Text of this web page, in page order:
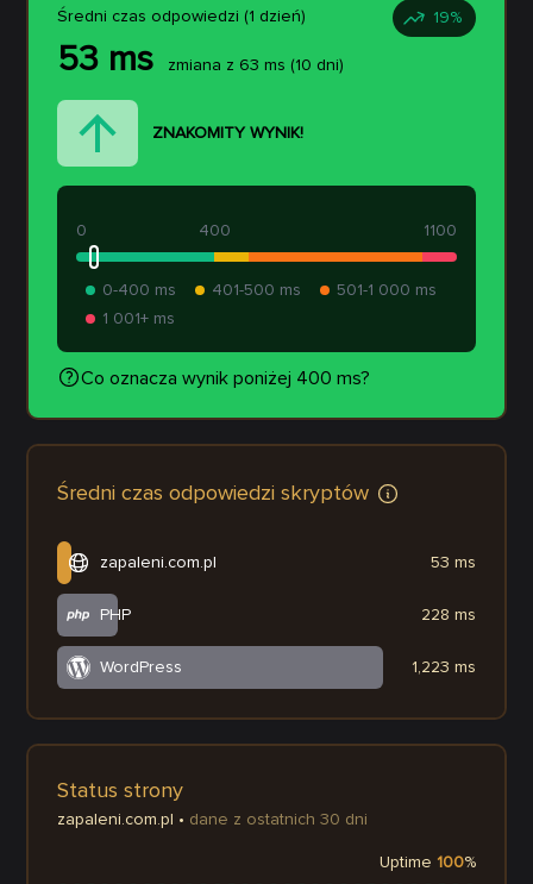
Średni czas odpowiedzi (1 dzień) 19%
53 ms zmiana z 63 ms (10 dni)
ZNAKOMITY WYNIK!
400
0 1100
0-400 ms 401-500 ms
501-1 000 ms
1 001+ ms
Co oznacza wynik poniżej 400 ms?
Średni czas odpowiedzi skryptów
zapaleni.com.pl
PHP
WordPress
53 ms
228 ms
1,223 ms
Status strony
zapaleni.com.pl • dane z ostatnich 30 dni
Uptime 100%